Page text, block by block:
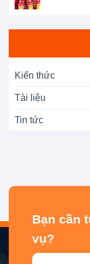
Kiến thức
Tài liệu
Tin tức
Bạn cần
vụ?